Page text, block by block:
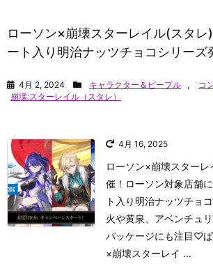
ローソン×崩壊スターレイル(スタレ
ート入り明治ナッツチョコシリーズ
4月 2, 2024 キャラクター＆ピープル , コ
崩壊:スターレイル（スタレ）
4月 16, 2025
ローソン×崩壊スター
催！ローソン対象店舗
ト入り明治ナッツチョ
火や黄泉、アベンチュ
パッケージにも注目♡
×崩壊スターレイ ...